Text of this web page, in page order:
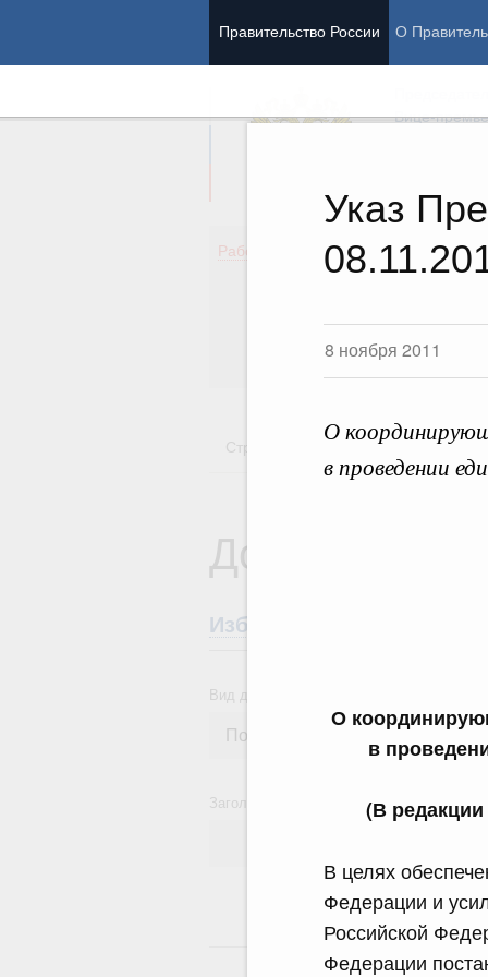
Правительство России О
Указ
8 ноября 2011
О
в проведении
О
в
(В
В целях
Федерации и
Российской
Федерации
Вице-
Работа Правительства
Стратегии Государственные
Документы
Избранные документы
Вид документа
Заголовок или текст документа